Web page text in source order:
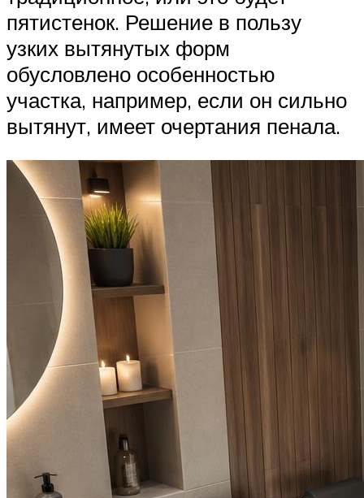
пятистенок. Решение в пользу
узких вытянутых форм
обусловлено особенностью
участка, например, если он сильно
вытянут, имеет очертания пенала.